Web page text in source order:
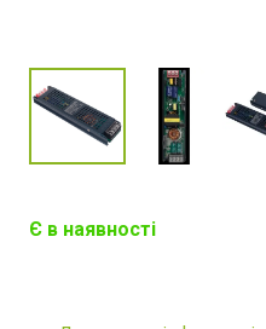
Є в наявності